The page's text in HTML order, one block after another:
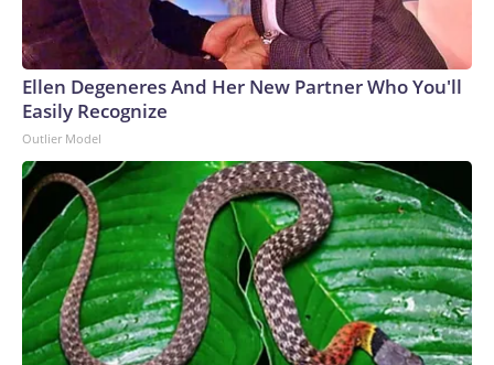
Ellen Degeneres And Her New Partner Who You'll
Easily Recognize
Outlier Model